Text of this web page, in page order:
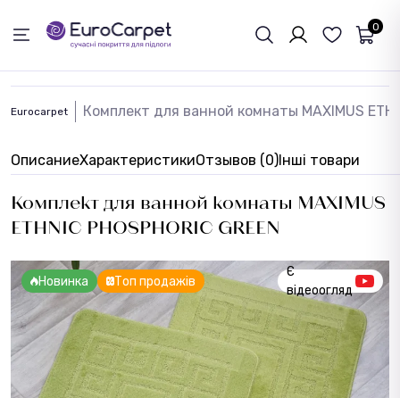
0
Eurocarpet Комплект для ванной комнаты MAXIMUS
ОписаниеХарактеристикиОтзывов (0)Інші товари
Комплект для ванной комнаты MAXIMUS
ETHNIC PHOSPHORIC GREEN
Новинка Топ продажів
Є
відеоогляд
ОБРАТНАЯ СВЯЗЬ